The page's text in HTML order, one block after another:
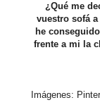
¿Qué me
vuestro sofá
he
frente a mi la
Imágenes: